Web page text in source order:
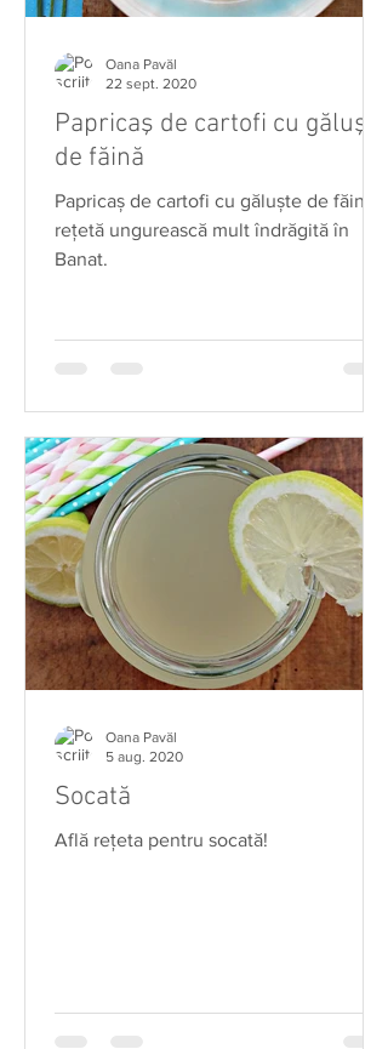
Papricaş de cartofi cu găluşte
de făină
Papricaş de cartofi cu găluşte de făină,
reţetă ungurească mult îndrăgită în
Banat.
Oana Pavăl
22 sept. 2020
Socată
Află rețeta pentru socată!
Oana Pavăl
5 aug. 2020